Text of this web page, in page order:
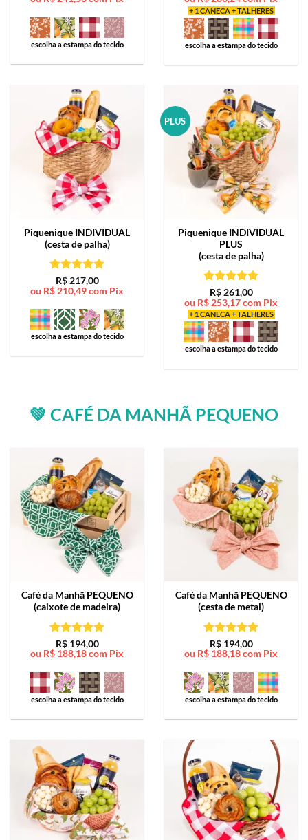
escolha a estampa do tecido
+ 1 CANECA + TALHERES
escolha a estampa do tecido
Piquenique INDIVIDUAL
(cesta de palha)
Avaliação5
de 5
R$217,00
ou R$ 210,49com Pix
escolha a estampa do tecido
PLUS
Piquenique INDIVIDUAL
PLUS
(cesta de palha)
Avaliação5
de 5
R$261,00
ou R$ 253,17com Pix
+ 1 CANECA + TALHERES
escolha a estampa do tecido
💚 CAFÉ DA MANHÃ PEQUENO
Café da Manhã PEQUENO
(caixote de madeira)
Avaliação5
de 5
R$194,00
ou R$ 188,18com Pix
escolha a estampa do tecido
Café da Manhã PEQUENO
(cesta de metal)
Avaliação5
de 5
R$194,00
ou R$ 188,18com Pix
escolha a estampa do tecido